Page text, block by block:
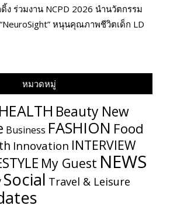
ง ร่วมงาน NCPD 2026 นำนวัตกรรม
หนุนคุณภาพชีวิตเด็ก LD
หมวดหมู่
Beauty New
Business FASHION Food
Innovation INTERVIEW
My​ Guest NEWS
Social Travel & Leisure